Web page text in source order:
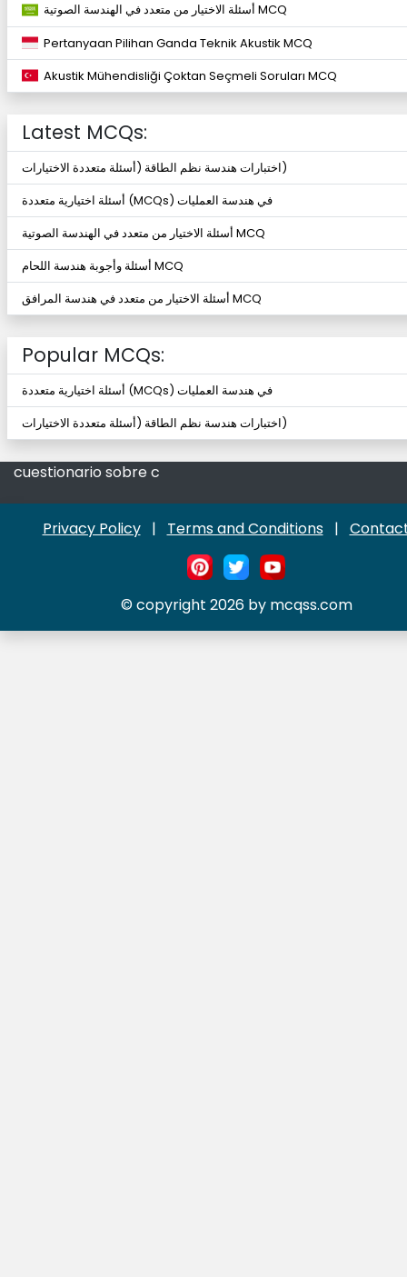
أسئلة الاختيار من متعدد في الهندسة الصوتية MCQ
Pertanyaan Pilihan Ganda Teknik Akustik MCQ
Akustik Mühendisliği Çoktan Seçmeli Soruları MCQ
Latest MCQs:
اختبارات هندسة نظم الطاقة (أسئلة متعددة الاختيارات)
أسئلة اختيارية متعددة (MCQs) في هندسة العمليات
أسئلة الاختيار من متعدد في الهندسة الصوتية MCQ
أسئلة وأجوبة هندسة اللحام MCQ
أسئلة الاختيار من متعدد في هندسة المرافق MCQ
Popular MCQs:
أسئلة اختيارية متعددة (MCQs) في هندسة العمليات
اختبارات هندسة نظم الطاقة (أسئلة متعددة الاختيارات)
cuestionario sobre c
Privacy Policy | Terms and Conditions |
© copyright 2026 by mcqss.com